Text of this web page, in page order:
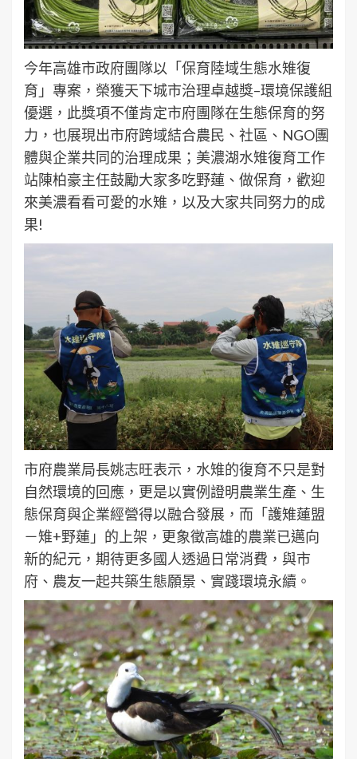
今年高雄市政府團隊以「保育陸域生態水雉復
育」專案，榮獲天下城市治理卓越獎–環境保護組
優選，此獎項不僅肯定市府團隊在生態保育的努
力，也展現出市府跨域結合農民、社區、NGO團
體與企業共同的治理成果；美濃湖水雉復育工作
站陳柏豪主任鼓勵大家多吃野蓮、做保育，歡迎
來美濃看看可愛的水雉，以及大家共同努力的成
果!
市府農業局長姚志旺表示，水雉的復育不只是對
自然環境的回應，更是以實例證明農業生產、生
態保育與企業經營得以融合發展，而「護雉蓮盟
－雉+野蓮」的上架，更象徵高雄的農業已邁向
新的紀元，期待更多國人透過日常消費，與市
府、農友一起共築生態願景、實踐環境永續。